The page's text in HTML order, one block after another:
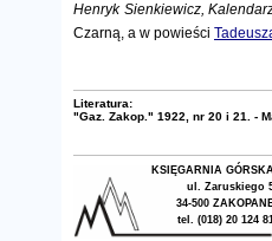
Henryk Sienkiewicz,
Czarną, a w powieści
Literatura:
"Gaz. Zakop." 1922, nr 20 i 21. -
KSIĘGARNIA
ul. Zaruskiego
34-500
tel. (018) 20 124